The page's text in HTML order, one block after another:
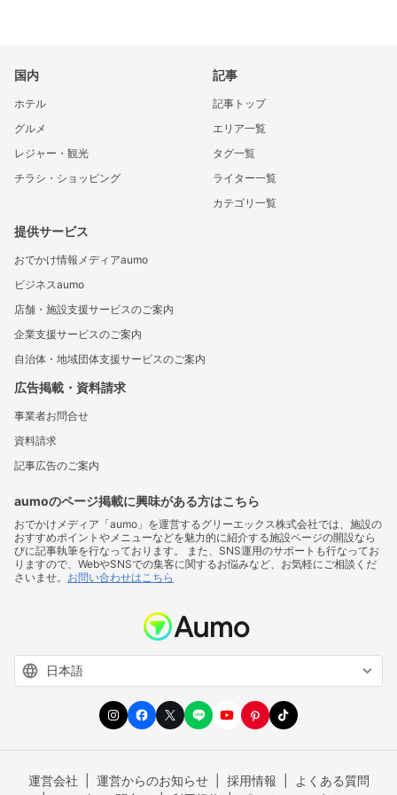
国内
ホテル
グルメ
レジャー・観光
チラシ・ショッピング
記事
記事トップ
エリア一覧
タグ一覧
ライター一覧
カテゴリ一覧
提供サービス
おでかけ情報メディアaumo
ビジネスaumo
店舗・施設支援サービスのご案内
企業支援サービスのご案内
自治体・地域団体支援サービスのご案内
広告掲載・資料請求
事業者お問合せ
資料請求
記事広告のご案内
aumoのページ掲載に興味がある方はこちら
おでかけメディア「aumo」を運営するグリーエックス株式会社では、施設の
おすすめポイントやメニューなどを魅力的に紹介する施設ページの開設なら
びに記事執筆を行なっております。 また、SNS運用のサポートも行なってお
りますので、WebやSNSでの集客に関するお悩みなど、お気軽にご相談くだ
さいませ。 お問い合わせはこちら
運営会社 運営からのお知らせ 採用情報
よくある質問